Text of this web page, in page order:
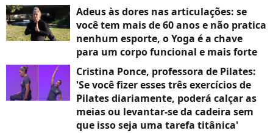
Adeus às dores nas articulações: se
você tem mais de 60 anos e não pratica
nenhum esporte, o Yoga é a chave
para um corpo funcional e mais forte
Cristina Ponce, professora de Pilates:
'Se você fizer esses três exercícios de
Pilates diariamente, poderá calçar as
meias ou levantar-se da cadeira sem
que isso seja uma tarefa titânica'